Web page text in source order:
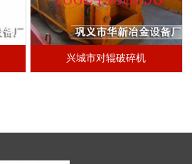
兴城市对辊破碎机